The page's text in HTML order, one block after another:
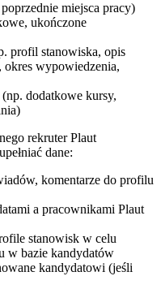
miejsca pracy)
ukończone
profil stanowiska, opis
okres wypowiedzenia,
dodatkowe kursy,
rekruter Plaut
dane:
komentarze do profilu
a pracownikami Plaut
stanowisk w celu
w bazie kandydatów
kandydatowi (jeśli